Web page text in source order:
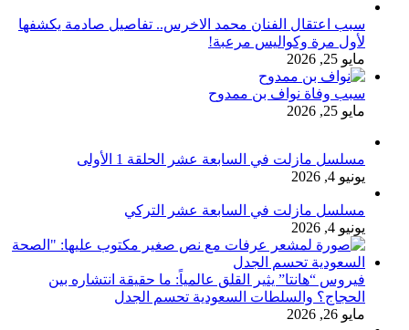
سبب اعتقال الفنان محمد الاخرس.. تفاصيل صادمة يكشفها
لأول مرة وكواليس مرعبة!
مايو 25, 2026
سبب وفاة نواف بن ممدوح
مايو 25, 2026
مسلسل مازلت في السابعة عشر الحلقة 1 الأولى
يونيو 4, 2026
مسلسل مازلت في السابعة عشر التركي
يونيو 4, 2026
فيروس “هانتا” يثير القلق عالمياً: ما حقيقة انتشاره بين
الحجاج؟ والسلطات السعودية تحسم الجدل
مايو 26, 2026